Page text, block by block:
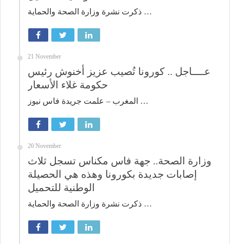
ذكرت نشرة وزارة الصحة والحماية …
21 November
عــــاجل .. كورونا تُصيب عزيز أخنوش رئيس
حكومة غلاء الأسعار
المغرب – علمت جريدة فاس نيوز …
20 November
وزارة الصحة.. جهة فاس مكناس تسجل ثلاث
إصابات جديدة بكورونا وهذه هي الحصيلة
الوطنية للتحميل
ذكرت نشرة وزارة الصحة والحماية …